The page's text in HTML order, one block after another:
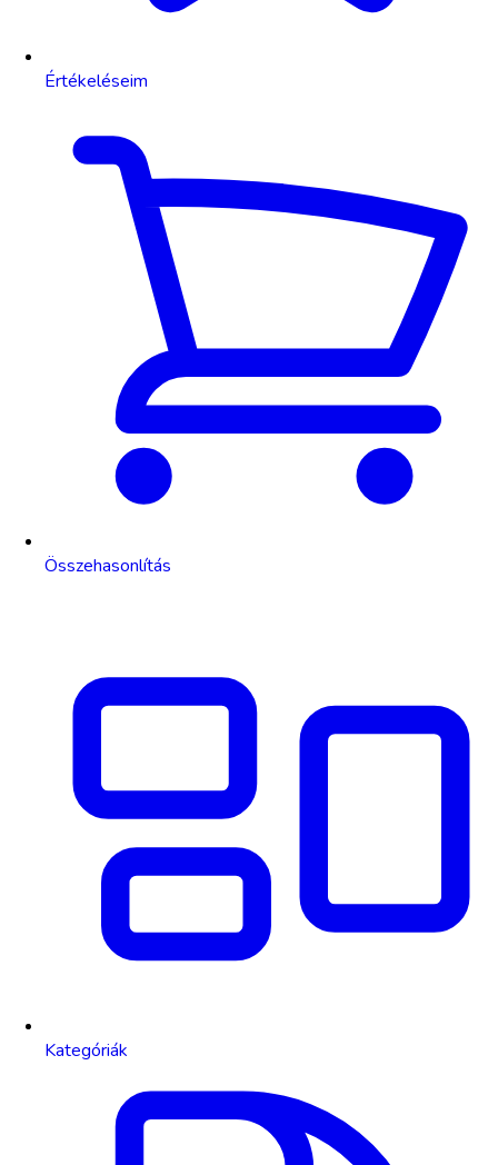
Értékeléseim
Összehasonlítás
Kategóriák